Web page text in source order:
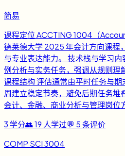
简易
课程定位 ACCTING 1004（
德莱德大学 2025 年会计方向课程
与专业表达能力。 技术栈与学习
例分析与实务任务，强调从规则理
课程结构 评估通常由平时任务与
周建立稳定节奏，避免后期任务堆
会计、金融、商业分析与管理岗位
3 学分👥19 人学过💬 5条评价
COMP SCI 3004